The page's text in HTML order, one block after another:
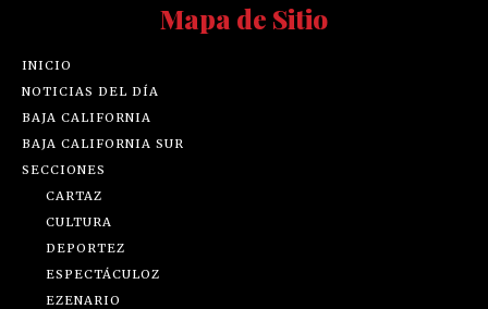
Mapa de Sitio
INICIO
NOTICIAS DEL DÍA
BAJA CALIFORNIA
BAJA CALIFORNIA SUR
SECCIONES
CARTAZ
CULTURA
DEPORTEZ
ESPECTÁCULOZ
EZENARIO